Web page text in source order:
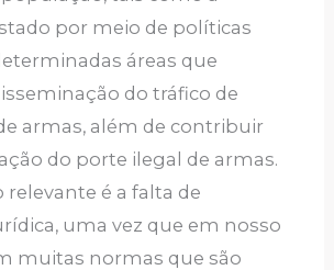
por meio de políticas
áreas que
do tráfico de
armas, além de contribuir
do porte ilegal de armas.
é a falta de
uma vez que em nosso
muitas normas que são